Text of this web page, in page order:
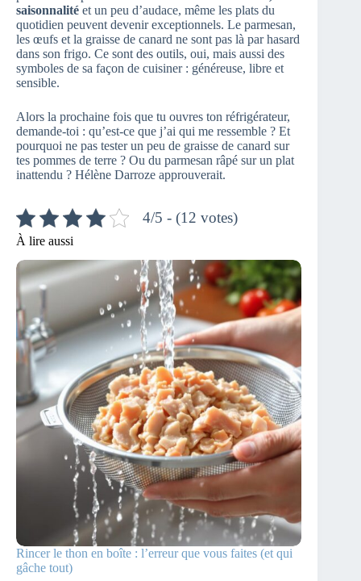
saisonnalité et un peu d’audace, même les plats du
quotidien peuvent devenir exceptionnels. Le parmesan,
les œufs et la graisse de canard ne sont pas là par hasard
dans son frigo. Ce sont des outils, oui, mais aussi des
symboles de sa façon de cuisiner : généreuse, libre et
sensible.
Alors la prochaine fois que tu ouvres ton réfrigérateur,
demande-toi : qu’est-ce que j’ai qui me ressemble ? Et
pourquoi ne pas tester un peu de graisse de canard sur
tes pommes de terre ? Ou du parmesan râpé sur un plat
inattendu ? Hélène Darroze approuverait.
4/5 - (12 votes)
À lire aussi
Rincer le thon en boîte : l’erreur que vous faites (et qui
gâche tout)